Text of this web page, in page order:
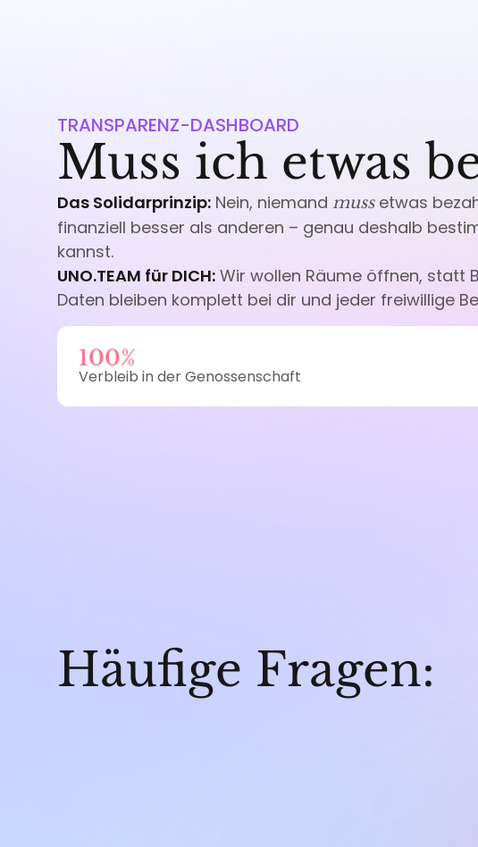
TRANSPARENZ-DASHBOARD
Muss ich etwas
Das Solidarprinzip: Nein, niemand mussetwas
finanziell besser als anderen – genau deshalb
kannst.
UNO.TEAM für DICH: Wir wollen Räume öffnen, statt
Daten bleiben komplett bei dir und jeder freiwillige
100%
Verbleib in der Genossenschaft
Häufige Fragen: